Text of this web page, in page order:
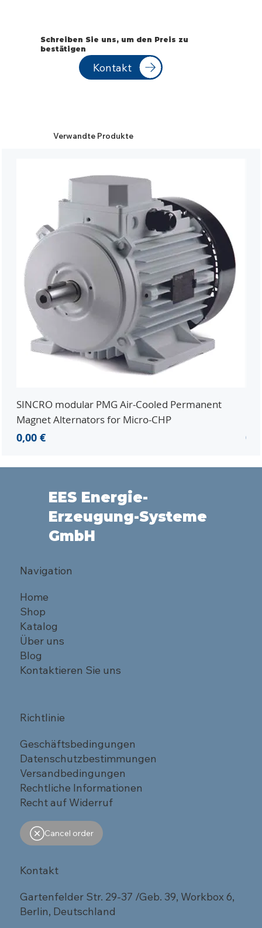
Schreiben Sie uns, um den Preis zu
bestätigen
Kontakt
Verwandte Produkte
SINCRO modular PMG Air-Cooled Permanent
Magnet Alternators for Micro-CHP
Preis
0,00 €
EES Energie-
Erzeugung-Systeme
GmbH
Navigation
Home
Shop
Katalog
Über uns
Blog
Kontaktieren Sie uns
Richtlinie
Geschäftsbedingungen
Datenschutzbestimmungen
Versandbedingungen
Rechtliche Informationen
Recht auf Widerruf
Cancel order
Kontakt
Gartenfelder Str. 29-37 /Geb. 39, Workbox 6,
Berlin, Deutschland